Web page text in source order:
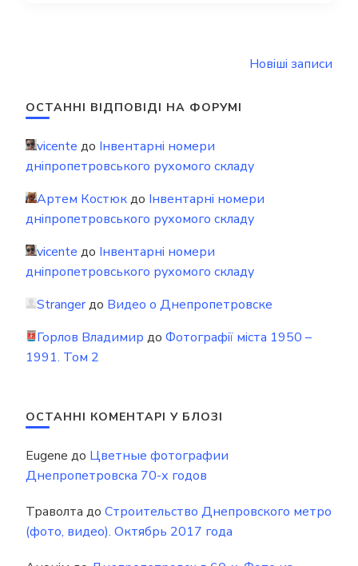
записами
Новіші записи
ОСТАННІ ВІДПОВІДІ НА ФОРУМІ
vicente до Інвентарні номери
дніпропетровського рухомого складу
Артем Костюкдо Інвентарні номери
дніпропетровського рухомого складу
vicente до Інвентарні номери
дніпропетровського рухомого складу
Strangerдо Видео о Днепропетровске
Горлов Владимир до Фотографії міста 1950 –
1991. Том 2
ОСТАННІ КОМЕНТАРІ У БЛОЗІ
Eugene до Цветные фотографии
Днепропетровска 70-х годов
Траволта до Строительство Днепровского метро
(фото, видео). Октябрь 2017 года